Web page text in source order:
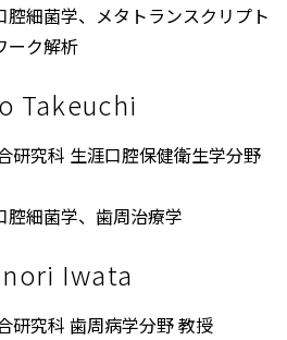
細菌学、メタトランスクリプト
ーク解析
Takeuchi
研究科 生涯口腔保健衛生学分野
細菌学、歯周治療学
Iwata
研究科 歯周病学分野 教授